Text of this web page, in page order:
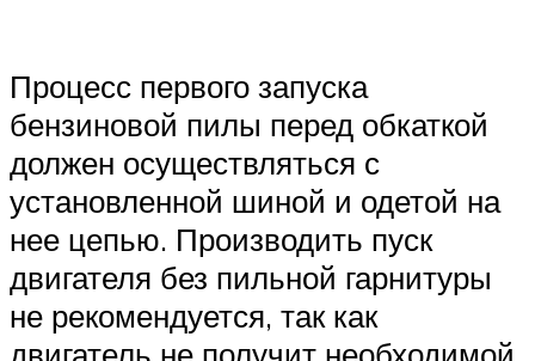
Процесс первого запуска
бензиновой пилы перед обкаткой
должен осуществляться с
установленной шиной и одетой на
нее цепью. Производить пуск
двигателя без пильной гарнитуры
не рекомендуется, так как